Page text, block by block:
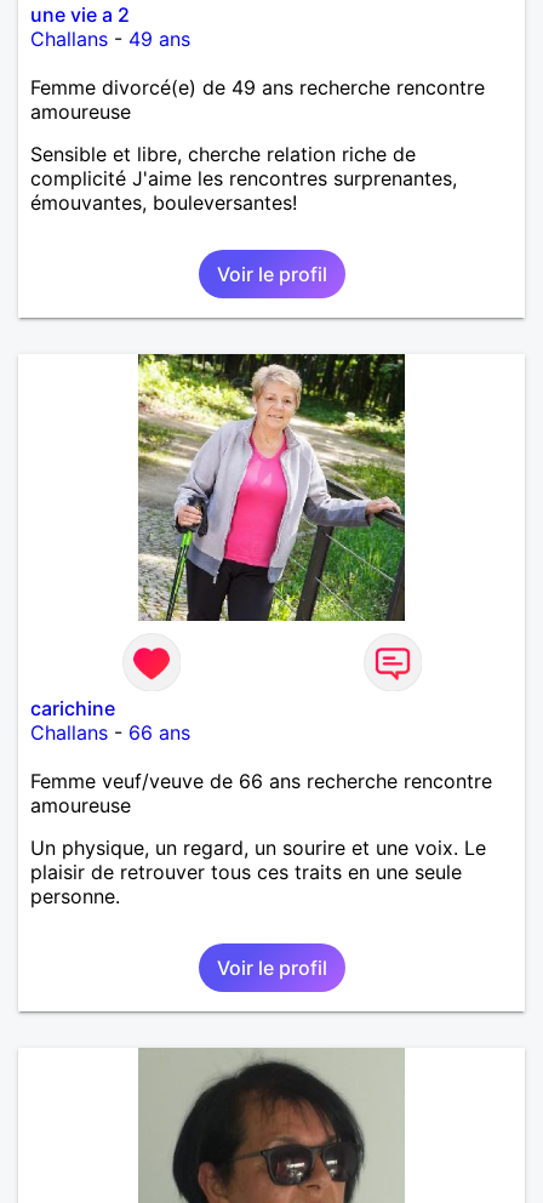
une vie a 2
Challans - 49 ans
Femme divorcé(e) de 49 ans recherche rencontre
amoureuse
Sensible et libre, cherche relation riche de
complicité J'aime les rencontres surprenantes,
émouvantes, bouleversantes!
Voir le profil
carichine
Challans - 66 ans
Femme veuf/veuve de 66 ans recherche rencontre
amoureuse
Un physique, un regard, un sourire et une voix. Le
plaisir de retrouver tous ces traits en une seule
personne.
Voir le profil